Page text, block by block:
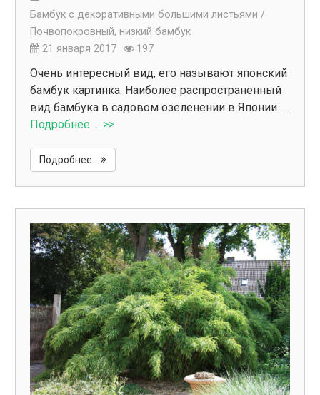
Бамбук с декоративными большими листьями /
Почвопокровный, низкий бамбук
21 января 2017
197
Очень интересный вид, его называют японский
бамбук картинка. Наиболее распространенный
вид бамбука в садовом озеленении в Японии …
Подробнее … >>
Подробнее...